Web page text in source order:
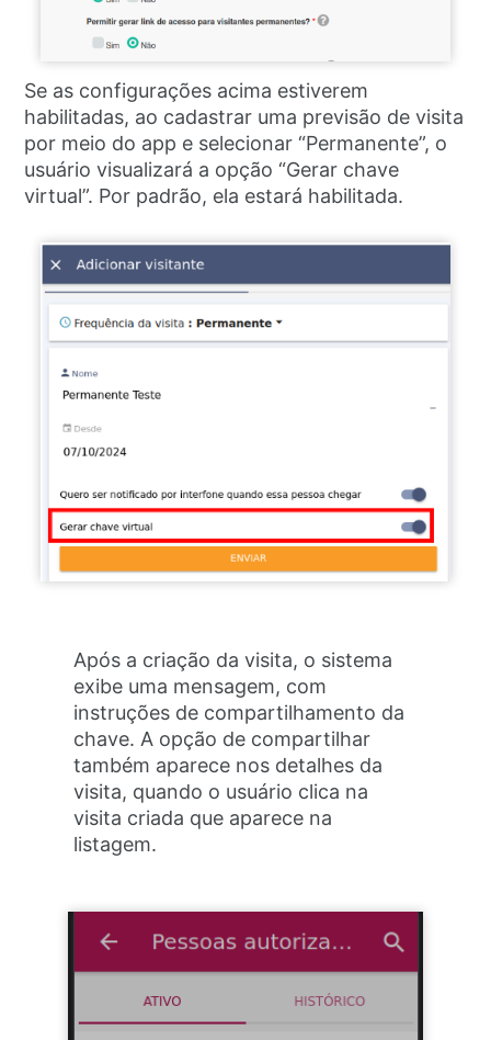
Se as configurações acima estiverem
habilitadas, ao cadastrar uma previsão de visita
por meio do app e selecionar “Permanente”, o
usuário visualizará a opção “Gerar chave
virtual”. Por padrão, ela estará habilitada.
Após a criação da visita, o sistema
exibe uma mensagem, com
instruções de compartilhamento da
chave. A opção de compartilhar
também aparece nos detalhes da
visita, quando o usuário clica na
visita criada que aparece na
listagem.